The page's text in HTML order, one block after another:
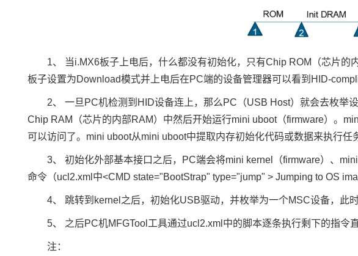
1、 当i.MX6板子上电后，什么都没有初始化，只有Chip ROM（芯片
板子设置为Download模式并上电后在PC端的设备管理器可以看到HID-
2、 一旦PC机检测到HID设备连上，那么PC（USB Host）就会去枚举
Chip RAM（芯片的内部RAM）中然后开始运行mini uboot（firmware）。
可以访问了。mini uboot从mini uboot中提取内存初始化代码或数据来执行任
3、 初始化外部基本接口之后，PC端会将mini kernel（firmware）、
命令 （ucl2.xml中<CMD state="BootStrap" type="jump" > Jumping to OS
4、 跳转到kernel之后，初始化USB驱动，并枚举为一个MSC设备，此
5、 之后PC机MFGTool工具通过ucl2.xml中的脚本逐条执行剩下的指令
注：